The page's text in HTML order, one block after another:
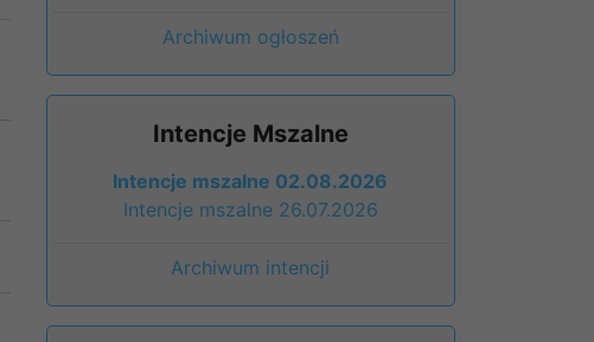
Archiwum ogłoszeń
Intencje Mszalne
Intencje mszalne 02.08.2026
Intencje mszalne 26.07.2026
Archiwum intencji